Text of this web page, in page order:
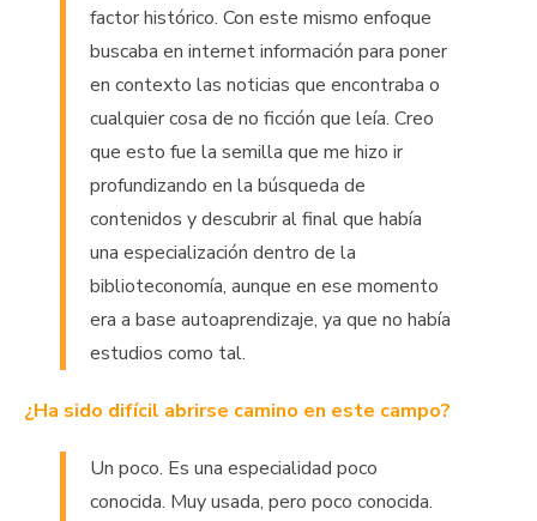
factor histórico. Con este mismo enfoque
buscaba en internet información para poner
en contexto las noticias que encontraba o
cualquier cosa de no ficción que leía. Creo
que esto fue la semilla que me hizo ir
profundizando en la búsqueda de
contenidos y descubrir al final que había
una especialización dentro de la
biblioteconomía, aunque en ese momento
era a base autoaprendizaje, ya que no había
estudios como tal.
¿Ha sido difícil abrirse camino en este campo?
Un poco. Es una especialidad poco
conocida. Muy usada, pero poco conocida.